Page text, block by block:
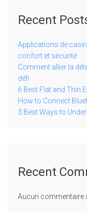
Recent
Applications de
confort et sécurité
Comment allier la
défi
6 Best Flat and Thin
How to Connect
3 Best Ways to
Recent
Aucun commentaire